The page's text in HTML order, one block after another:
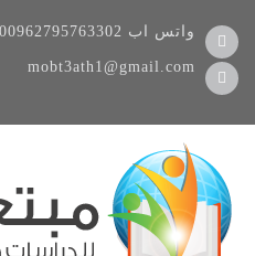
00962795763302 واتس اب
mobt3ath1@gmail.com